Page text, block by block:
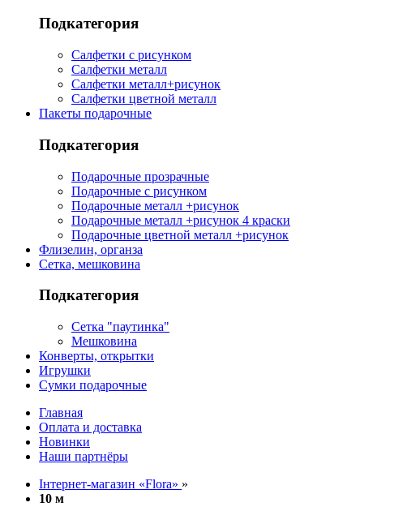
Подкатегория
Салфетки с рисунком
Салфетки металл
Салфетки металл+рисунок
Салфетки цветной металл
Пакеты подарочные
Подкатегория
Подарочные прозрачные
Подарочные с рисунком
Подарочные металл +рисунок
Подарочные металл +рисунок 4 краски
Подарочные цветной металл +рисунок
Флизелин, органза
Сетка, мешковина
Подкатегория
Сетка "паутинка"
Мешковина
Конверты, открытки
Игрушки
Сумки подарочные
Главная
Оплата и доставка
Новинки
Наши партнёры
Інтернет-магазин «Flora» »
10 м